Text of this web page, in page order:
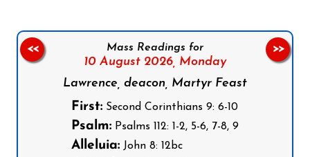
Mass Readings for
10 August 2026, Monday
Lawrence, deacon, Martyr Feast
First: Second Corinthians 9: 6-10
Psalm: Psalms 112: 1-2, 5-6, 7-8, 9
Alleluia: John 8: 12bc
<< >>